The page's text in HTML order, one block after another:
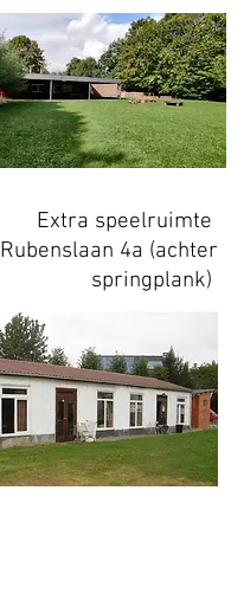
Extra speelruimte
Rubenslaan 4a (achter
springplank)